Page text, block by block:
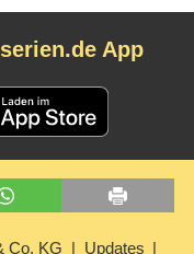
App
Co. KG Updates